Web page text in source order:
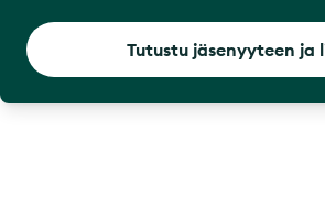
Tutustu jäsenyyteen ja